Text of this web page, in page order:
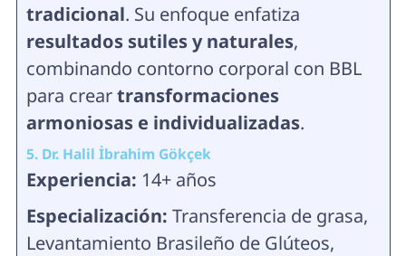
tradicional. Su enfoque enfatiza
resultados sutiles y naturales,
combinando contorno corporal con BBL
para creartransformaciones
armoniosas e individualizadas.
5. Dr. Halil İbrahim Gökçek
Experiencia: 14+ años
Especialización: Transferencia de grasa,
Levantamiento Brasileño de Glúteos,